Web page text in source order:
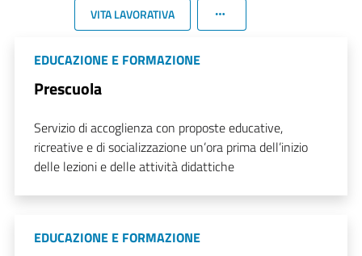
VITA LAVORATIVA
EDUCAZIONE E FORMAZIONE
Prescuola
Servizio di accoglienza con proposte educative,
ricreative e di socializzazione un’ora prima dell’inizio
delle lezioni e delle attività didattiche
EDUCAZIONE E FORMAZIONE